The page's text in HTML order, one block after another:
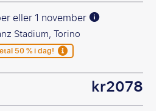
eller 1 november
Stadium, Torino
50 % i dag!
kr2078